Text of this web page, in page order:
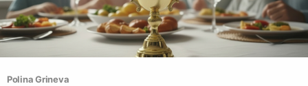
Polina Grineva